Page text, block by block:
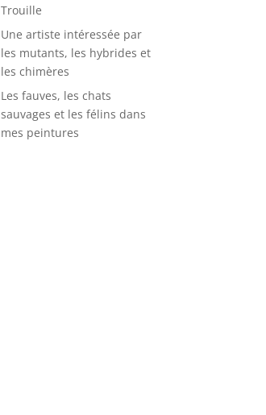
Trouille
Une artiste intéressée par
les mutants, les hybrides et
les chimères
Les fauves, les chats
sauvages et les félins dans
mes peintures